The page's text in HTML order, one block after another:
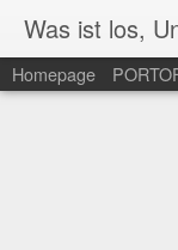
Was ist los,
Homepage